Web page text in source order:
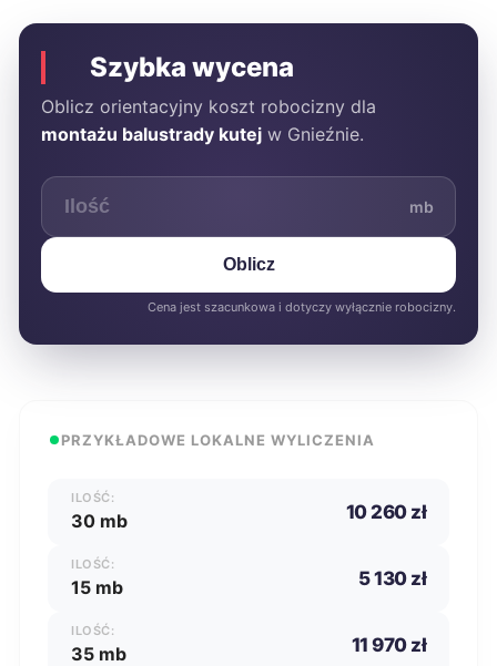
Szybka wycena
Oblicz orientacyjny koszt robocizny dla
montażu balustrady kutej w Gnieźnie.
mb
Oblicz
Cena jest szacunkowa i dotyczy wyłącznie robocizny.
PRZYKŁADOWE LOKALNE WYLICZENIA
ILOŚĆ:
30 mb 10 260 zł
ILOŚĆ:
15 mb 5 130 zł
ILOŚĆ:
35 mb 11 970 zł